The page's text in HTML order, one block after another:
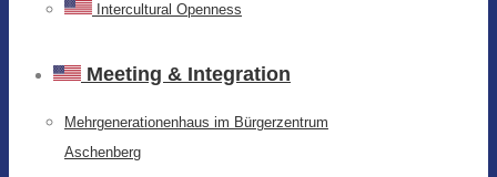
Intercultural Openness
Meeting & Integration
Mehrgenerationenhaus im Bürgerzentrum
Aschenberg